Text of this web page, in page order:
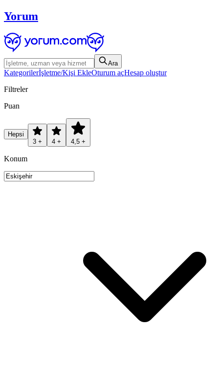
Yorum
Ara
Kategorilerİşletme/Kişi EkleOturum açHesap oluştur
Filtreler
Puan
Hepsi
3 +
4 + 4,5 +
Konum